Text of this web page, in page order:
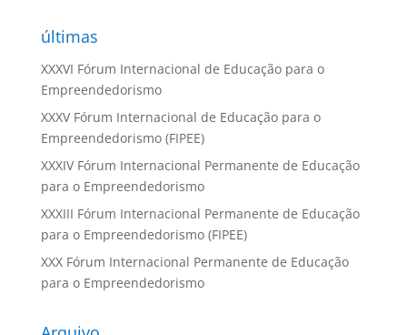
últimas
XXXVI Fórum Internacional de Educação para o
Empreendedorismo
XXXV Fórum Internacional de Educação para o
Empreendedorismo (FIPEE)
XXXIV Fórum Internacional Permanente de Educação
para o Empreendedorismo
XXXIII Fórum Internacional Permanente de Educação
para o Empreendedorismo (FIPEE)
XXX Fórum Internacional Permanente de Educação
para o Empreendedorismo